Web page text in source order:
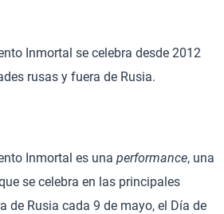
Inmortal se celebra desde 2012
rusas y fuera de Rusia.
Inmortal es una performance, una
se celebra en las principales
de Rusia cada 9 de mayo, el Día de